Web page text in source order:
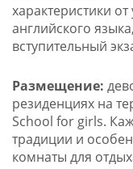
характеристики
английского
вступительный
Размещение:
резиденциях на
School for girls.
традиции и
комнаты для